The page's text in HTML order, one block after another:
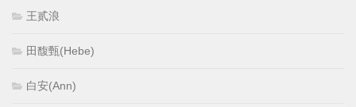
王贰浪
田馥甄(Hebe)
白安(Ann)